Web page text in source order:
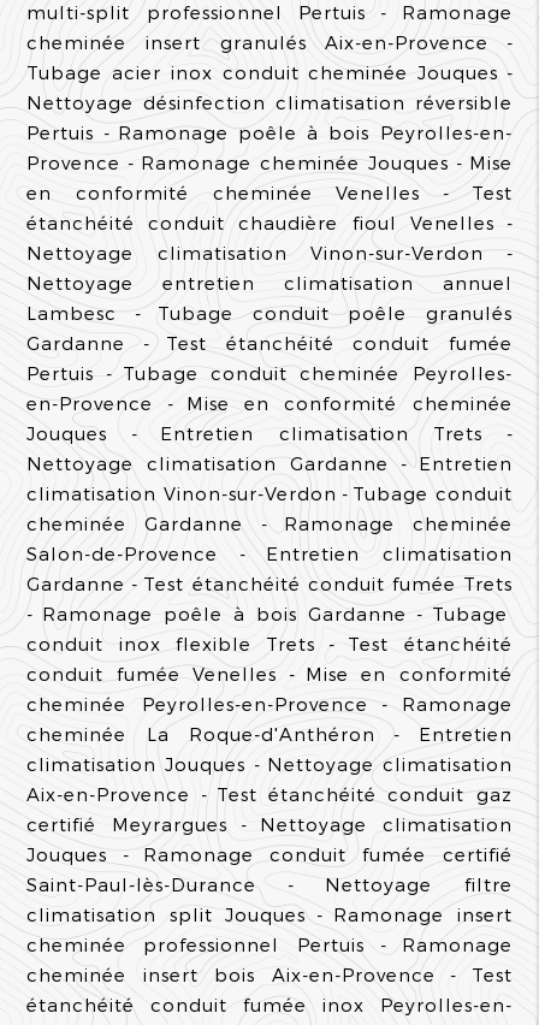
multi-split professionnel Pertuis
Ramonage
cheminée insert granulés Aix-en-Provence
Tubage acier inox conduit cheminée Jouques
Nettoyage désinfection climatisation réversible
Pertuis
Ramonage poêle à bois Peyrolles-en-
Provence
Ramonage cheminée Jouques
Mise
en conformité cheminée Venelles
Test
étanchéité conduit chaudière fioul Venelles
Nettoyage climatisation Vinon-sur-Verdon
Nettoyage entretien climatisation annuel
Lambesc
Tubage conduit poêle granulés
Gardanne
Test étanchéité conduit fumée
Pertuis
Tubage conduit cheminée Peyrolles-
en-Provence
Mise en conformité cheminée
Jouques
Entretien climatisation Trets
Nettoyage climatisation Gardanne
Entretien
climatisation Vinon-sur-Verdon
Tubage conduit
cheminée Gardanne
Ramonage cheminée
Salon-de-Provence
Entretien climatisation
Gardanne
Test étanchéité conduit fumée Trets
Ramonage poêle à bois Gardanne
Tubage
conduit inox flexible Trets
Test étanchéité
conduit fumée Venelles
Mise en conformité
cheminée Peyrolles-en-Provence
Ramonage
cheminée La Roque-d'Anthéron
Entretien
climatisation Jouques
Nettoyage climatisation
Aix-en-Provence
Test étanchéité conduit gaz
certifié Meyrargues
Nettoyage climatisation
Jouques
Ramonage conduit fumée certifié
Saint-Paul-lès-Durance
Nettoyage filtre
climatisation split Jouques
Ramonage insert
cheminée professionnel Pertuis
Ramonage
cheminée insert bois Aix-en-Provence
Test
étanchéité conduit fumée inox Peyrolles-en-